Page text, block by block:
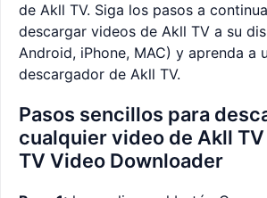
de Akll TV. Siga los pasos a
descargar videos de Akll TV a su
Android, iPhone, MAC) y aprenda a
descargador de Akll TV.
Pasos sencillos para
cualquier video de Akll
TV Video Downloader